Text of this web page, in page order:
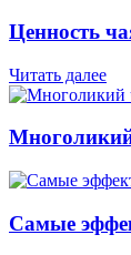
Ценность
Читать далее
Самые